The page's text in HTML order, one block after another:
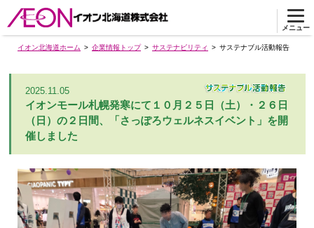
メニュー
イオン北海道ホーム 企業情報トップ サステナビリティ サステナブル活動報告
2025.11.05
イオンモール札幌発寒にて１０月２５日（土）・２６日
（日）の２日間、「さっぽろウェルネスイベント」を開
催しました